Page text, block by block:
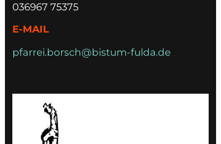
036967 75375
E-MAIL
pfarrei.borsch@bistum-fulda.de